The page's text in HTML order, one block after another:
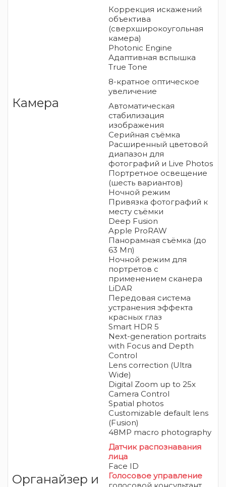
Камера
Коррекция искажений
объектива
(сверхширокоугольная
камера)
Photonic Engine
Адаптивная вспышка
True Tone
8-кратное оптическое
увеличение
Автоматическая
стабилизация
изображения
Серийная съëмка
Расширенный цветовой
диапазон для
фотографий и Live Photos
Портретное освещение
(шесть вариантов)
Ночной режим
Привязка фотографий к
месту съёмки
Deep Fusion
Apple ProRAW
Панорамная съёмка (до
63 Мп)
Ночной режим для
портретов с
применением сканера
LiDAR
Передовая система
устранения эффекта
красных глаз
Smart HDR 5
Next-generation portraits
with Focus and Depth
Control
Lens correction (Ultra
Wide)
Digital Zoom up to 25x
Camera Control
Spatial photos
Customizable default lens
(Fusion)
48MP macro photography
Органайзер и
Датчик распознавания
лица
Face ID
Голосовое управление